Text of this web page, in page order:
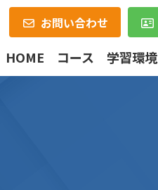
お問い合わせ
HOME コース 学習環境